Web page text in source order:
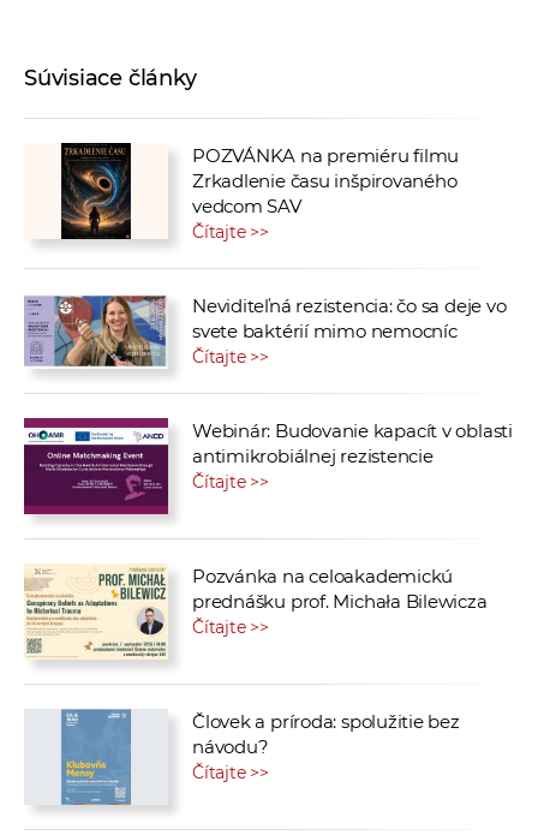
Súvisiace články
POZVÁNKA na premiéru filmu
Zrkadlenie času inšpirovaného
vedcom SAV
Čítajte >>
Neviditeľná rezistencia: čo sa deje vo
svete baktérií mimo nemocníc
Čítajte >>
Webinár: Budovanie kapacít v oblasti
antimikrobiálnej rezistencie
Čítajte >>
Pozvánka na celoakademickú
prednášku prof. Michała Bilewicza
Čítajte >>
Človek a príroda: spolužitie bez
návodu?
Čítajte >>